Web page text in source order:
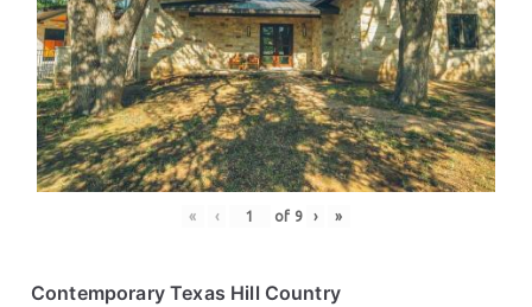
« ‹ of 9 › »
Contemporary Texas Hill Country